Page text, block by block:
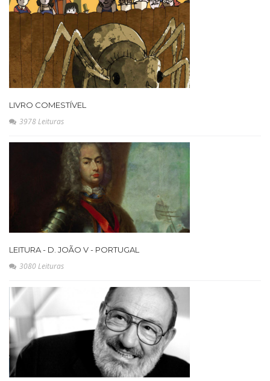
LIVRO COMESTÍVEL
3978 Leituras
LEITURA - D. JOÃO V - PORTUGAL
3080 Leituras